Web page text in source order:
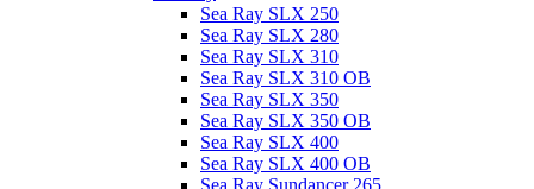
Sea Ray SLX 250
Sea Ray SLX 280
Sea Ray SLX 310
Sea Ray SLX 310 OB
Sea Ray SLX 350
Sea Ray SLX 350 OB
Sea Ray SLX 400
Sea Ray SLX 400 OB
Sea Ray Sundancer 265